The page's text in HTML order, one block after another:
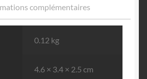
complémentaires
0.12 kg
4.6 × 3.4 × 2.5 cm